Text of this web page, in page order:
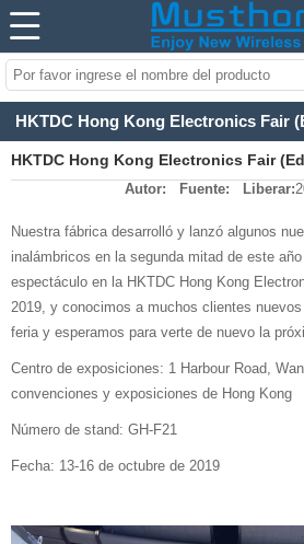
HKTDC Hong Kong Electronics Fair
HKTDC Hong Kong Electronics Fair
Autor: Fuente: Liberar:
Nuestra fábrica desarrolló y lanzó algunos
inalámbricos en la segunda mitad de este
espectáculo en la HKTDC Hong Kong
2019, y conocimos a muchos clientes
feria y esperamos para verte de nuevo la
Centro de exposiciones: 1 Harbour Road,
convenciones y exposiciones de Hong Kong
Número de stand: GH-F21
Fecha: 13-16 de octubre de 2019